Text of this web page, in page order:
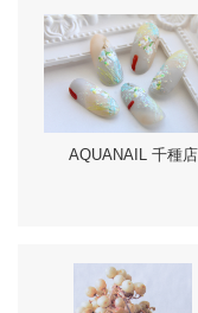
AQUANAIL 千種店